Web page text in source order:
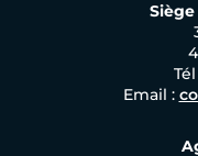
Email :